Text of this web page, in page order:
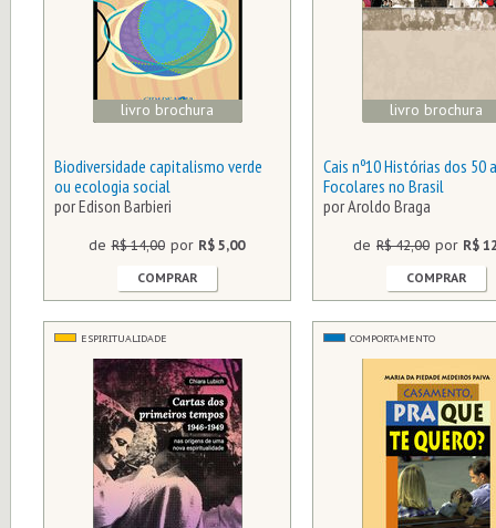
livro brochura
Biodiversidade capitalismo verde
ou ecologia social
por Edison Barbieri
de R$ 14,00 por R$ 5,00
COMPRAR
livro brochura
Cais nº10 Histórias dos 50
Focolares no Brasil
por Aroldo Braga
de R$ 42,00 por R$
COMPRAR
ESPIRITUALIDADE COMPORTAMENTO